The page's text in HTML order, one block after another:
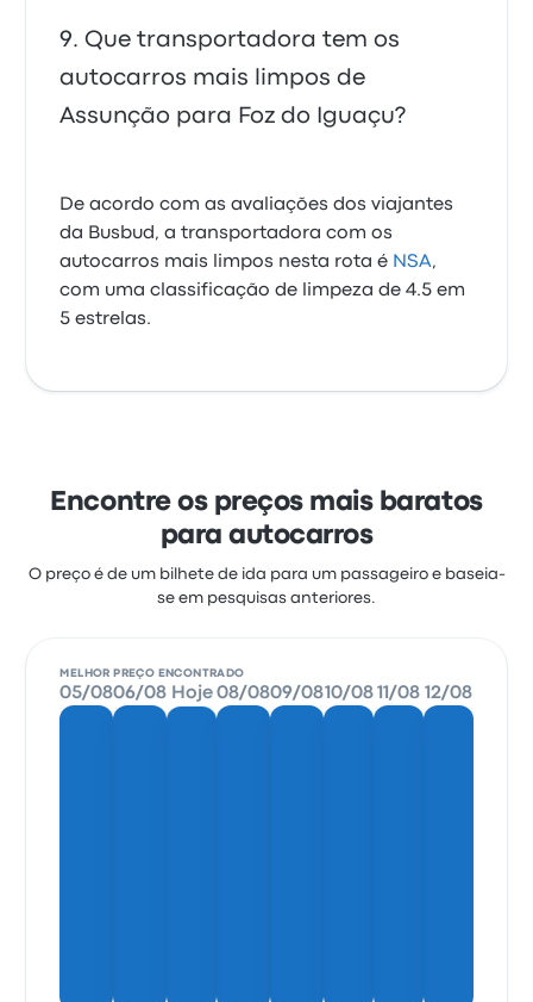
Que transportadora tem os
autocarros mais limpos de
Assunção para Foz do Iguaçu?
De acordo com as avaliações dos viajantes
da Busbud, a transportadora com os
autocarros mais limpos nesta rota é NSA,
com uma classificação de limpeza de 4.5 em
5 estrelas.
Encontre os preços mais baratos
para autocarros
O preço é de um bilhete de ida para um passageiro e baseia-
se em pesquisas anteriores.
MELHOR PREÇO ENCONTRADO
05/0806/08 Hoje 08/0809/0810/08 11/08 12/08